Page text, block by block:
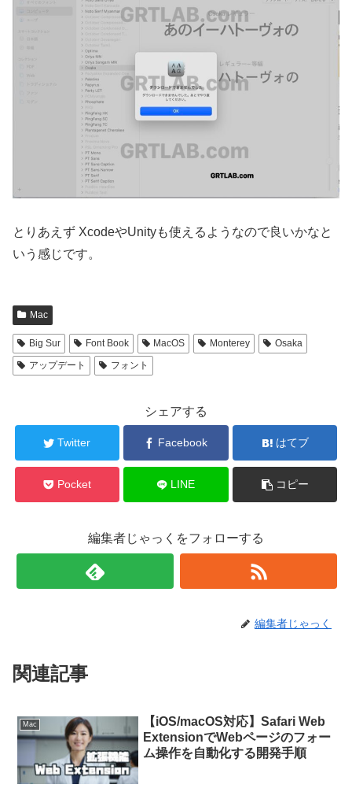
とりあえず XcodeやUnityも使えるようなので良いかなと
いう感じです。
Mac
Big Sur Font Book MacOS Monterey
Osaka
アップデート
フォント
シェアする
Twitter Facebook はてブ
Pocket LINE コピー
編集者じゃっくをフォローする
編集者じゃっく
関連記事
Mac
【iOS/macOS対応】Safari Web
ExtensionでWebページのフォー
ム操作を自動化する開発手順